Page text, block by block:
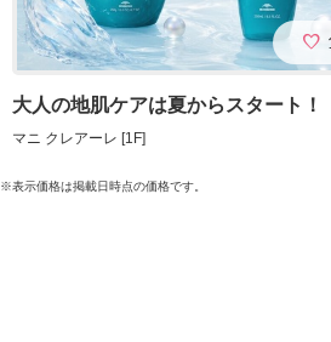
大人の地肌ケアは夏からスタート！
マニ クレアーレ [1F]
※表示価格は掲載日時点の価格です。